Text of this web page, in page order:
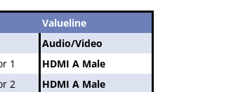
Valueline
Audio/Video
1
HDMI A Male
2
HDMI A Male